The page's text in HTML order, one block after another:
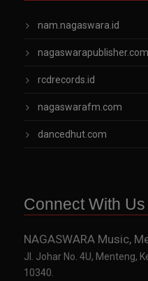
nam.nagaswara.id
nagaswarapublisher.com
rcdrecords.id
nagaswarafm.com
dancedhut.com
Connect With Us
NAGASWARA Music,
Jl. Johar No. 4U, Menteng,
10340.